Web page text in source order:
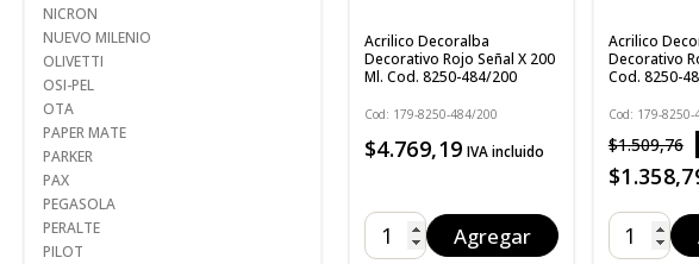
NICRON
NUEVO MILENIO
OLIVETTI
OSI-PEL
OTA
PAPER MATE
PARKER
PAX
PEGASOLA
PERALTE
PILOT
Acrilico Decoralba
Decorativo Rojo Señal X 200
Ml. Cod. 8250-484/200
Cod: 179-8250-484/200
$4.769,19 IVA incluido
Agregar
Acrilico
Decorativo
Cod. 8250-
Cod: 179-8250-
$1.509,76